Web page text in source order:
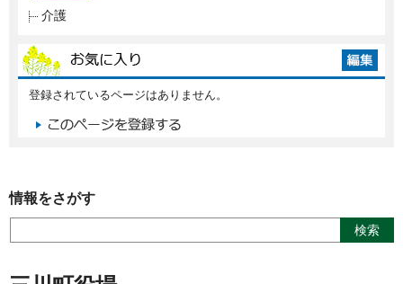
介護
登録されているページはありません。
情報をさがす